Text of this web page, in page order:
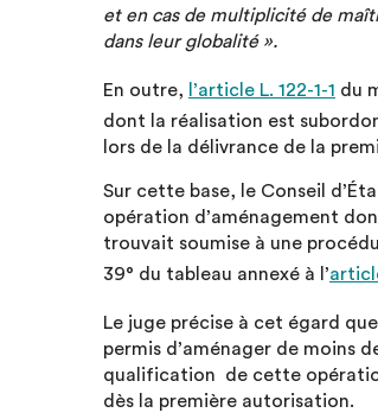
et en cas de multiplicité de
dans leur globalité ».
En outre, l’article L. 122-1-1 du
dont la réalisation est
lors de la délivrance de la
Sur cette base, le Conseil
opération d’aménagement
trouvait soumise à une
39° du tableau annexé à l’
Le juge précise à cet égard
permis d’aménager de moins
qualification de cette
dès la première autorisation.